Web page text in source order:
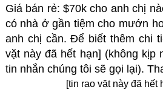
Giá bán rẻ: $70k cho anh chị
có nhà ở gần tiệm cho mướn
anh chị cần. Để biết thêm chi
vặt này đã hết hạn] (không kịp
tin nhắn chúng tôi sẽ gọi lại).
[tin rao vặt này đã hết